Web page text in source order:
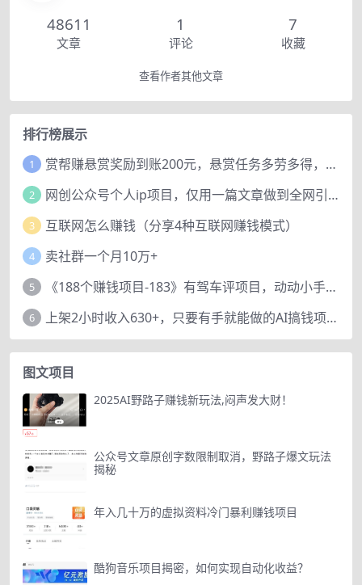
48611
文章
1
评论
7
收藏
查看作者其他文章
排行榜展示
1 赏帮赚悬赏奖励到账200元，悬赏任务多劳多得，人人可做。
2 网创公众号个人ip项目，仅用一篇文章做到全网引流！
3 互联网怎么赚钱（分享4种互联网赚钱模式）
4 卖社群一个月10万+
5 《188个赚钱项目-183》有驾车评项目，动动小手，复制粘贴赚44元！
6 上架2小时收入630+，只要有手就能做的AI搞钱项目，奶奶看完都能学会!
图文项目
2025AI野路子赚钱新玩法,闷声发大财！
公众号文章原创字数限制取消，野路子爆文玩法
揭秘
年入几十万的虚拟资料冷门暴利赚钱项目
酷狗音乐项目揭密，如何实现自动化收益？